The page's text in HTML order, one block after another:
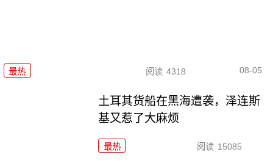
最热 阅读 4318 08-05
土耳其货船在黑海遭袭，泽连斯
基又惹了大麻烦
最热 阅读 15085